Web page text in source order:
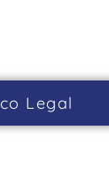
Legal